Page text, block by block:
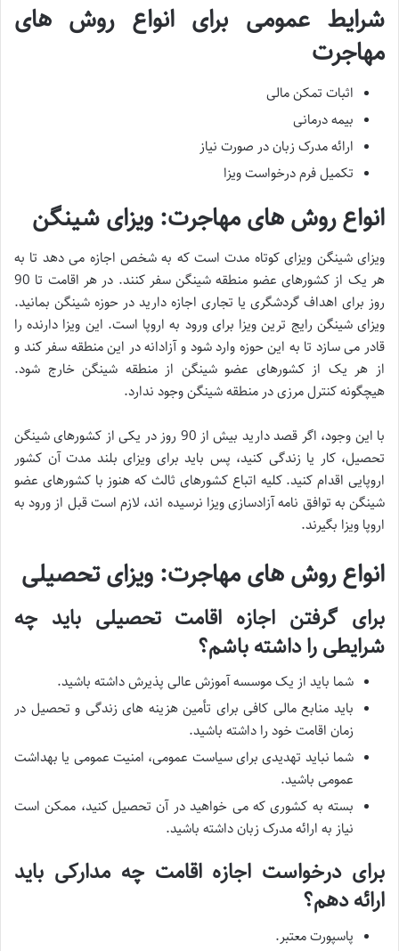
شرایط عمومی برای انواع روش های
مهاجرت
اثبات تمکن مالی
بیمه درمانی
ارائه مدرک زبان در صورت نیاز
تکمیل فرم درخواست ویزا
انواع روش های مهاجرت: ویزای شینگن
ویزای شینگن ویزای کوتاه مدت است که به شخص اجازه می دهد تا به
هر یک از کشورهای عضو منطقه شینگن سفر کنند. در هر اقامت تا 90
روز برای اهداف گردشگری یا تجاری اجازه دارید در حوزه شینگن بمانید.
ویزای شینگن رایج ترین ویزا برای ورود به اروپا است. این ویزا دارنده را
قادر می سازد تا به این حوزه وارد شود و آزادانه در این منطقه سفر کند و
از هر یک از کشورهای عضو شینگن از منطقه شینگن خارج شود.
هیچگونه کنترل مرزی در منطقه شینگن وجود ندارد.
با این وجود، اگر قصد دارید بیش از 90 روز در یکی از کشورهای شینگن
تحصیل، کار یا زندگی کنید، پس باید برای ویزای بلند مدت آن کشور
اروپایی اقدام کنید. کلیه اتباع کشورهای ثالث که هنوز با کشورهای عضو
شینگن به توافق نامه آزادسازی ویزا نرسیده اند، لازم است قبل از ورود به
اروپا ویزا بگیرند.
انواع روش های مهاجرت: ویزای تحصیلی
برای گرفتن اجازه اقامت تحصیلی باید چه
شرایطی را داشته باشم؟
شما باید از یک موسسه آموزش عالی پذیرش داشته باشید.
باید منابع مالی کافی برای تأمین هزینه های زندگی و تحصیل در
زمان اقامت خود را داشته باشید.
شما نباید تهدیدی برای سیاست عمومی، امنیت عمومی یا بهداشت
عمومی باشید.
بسته به کشوری که می خواهید در آن تحصیل کنید، ممکن است
نیاز به ارائه مدرک زبان داشته باشید.
برای درخواست اجازه اقامت چه مدارکی باید
ارائه دهم؟
پاسپورت معتبر.